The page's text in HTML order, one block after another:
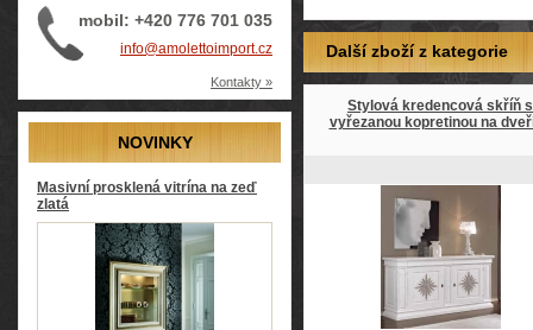
mobil: +420 776 701 035
info@amolettoimport.cz
Kontakty »
NOVINKY
Masivní prosklená vitrína na zeď
zlatá
Další zboží z kategorie
Stylová kredencová skříň s
vyřezanou kopretinou na